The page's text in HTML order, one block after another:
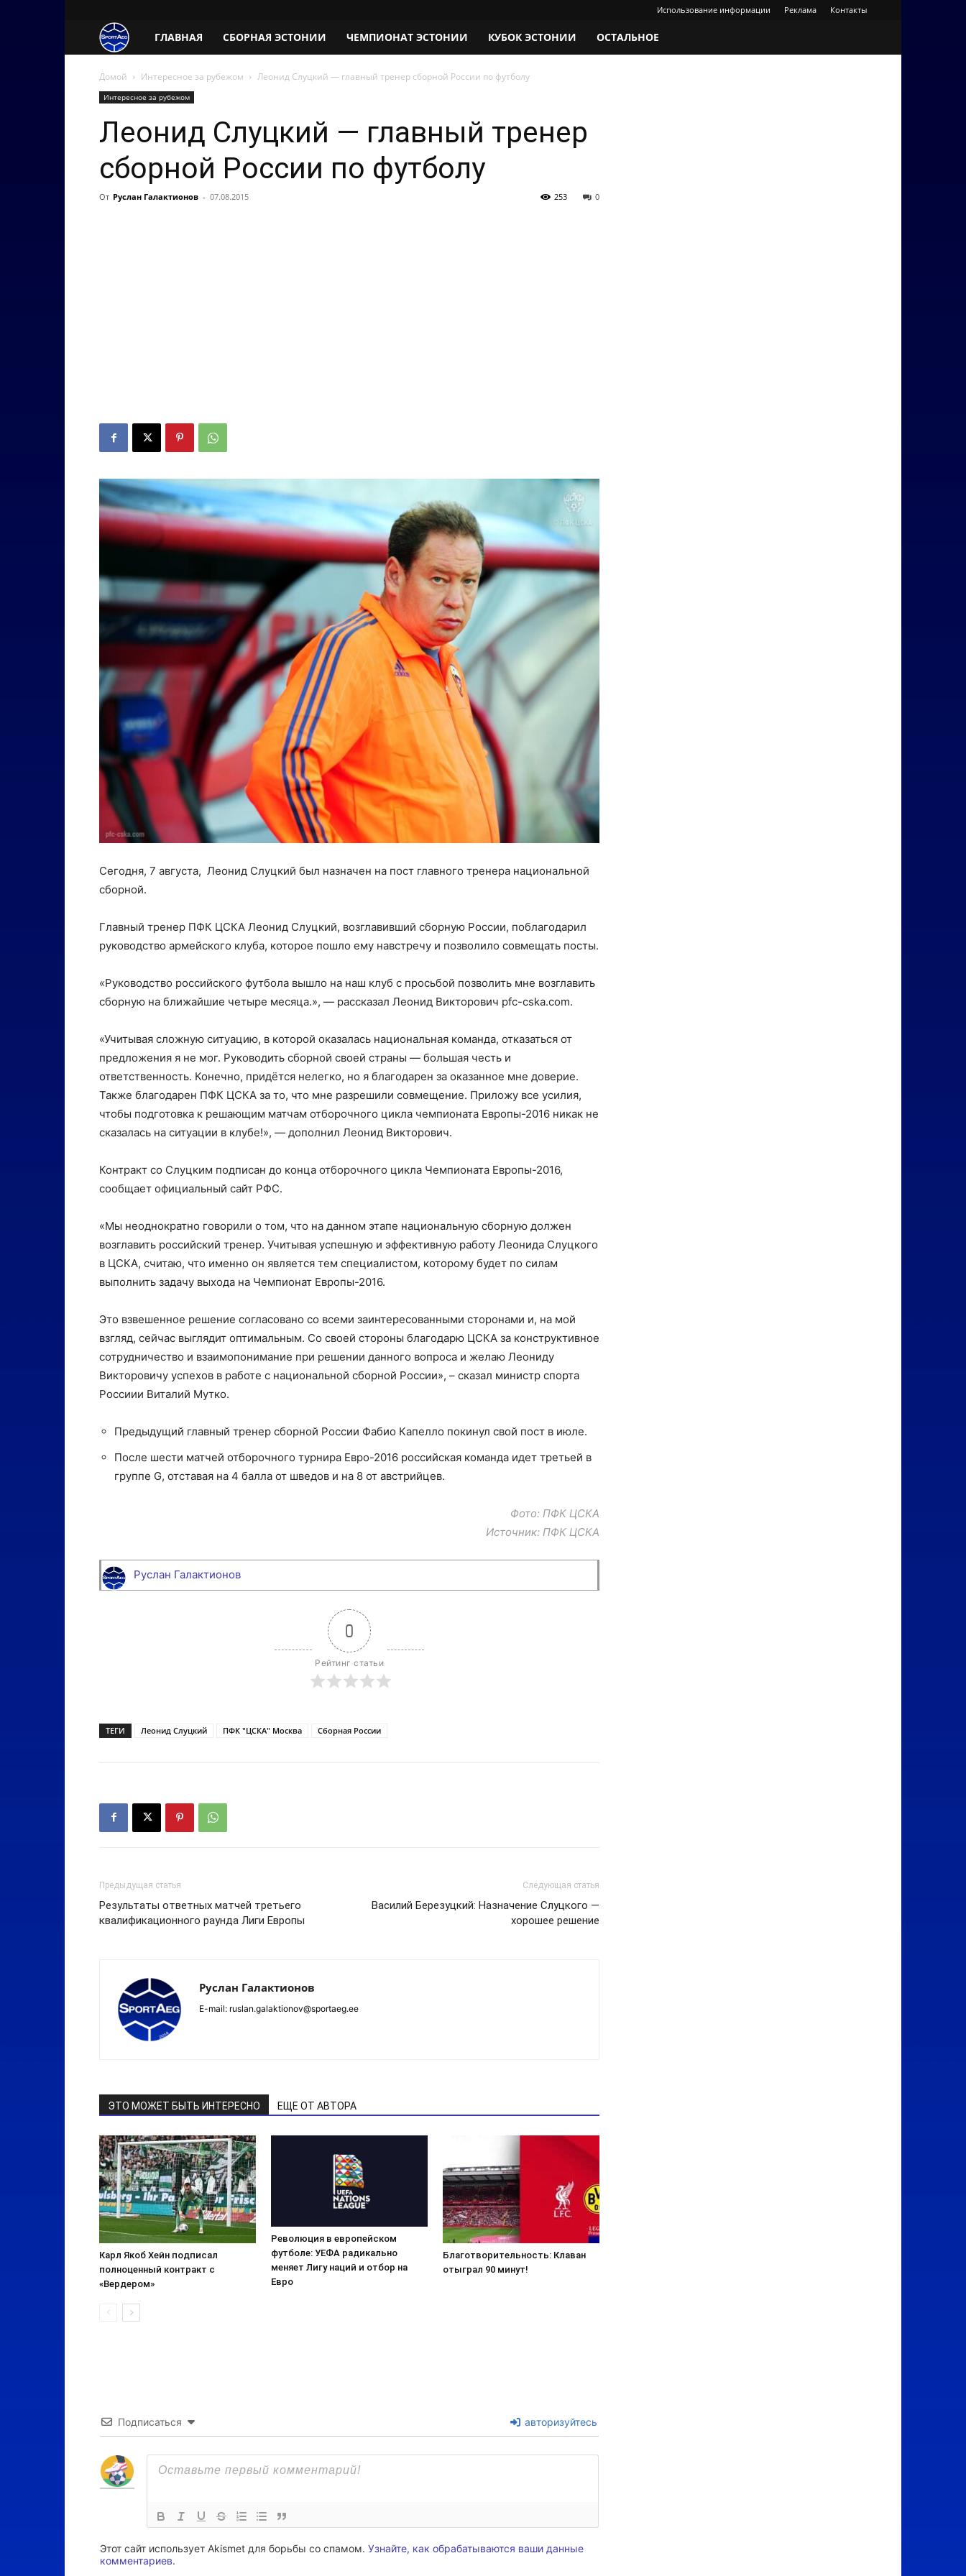
Использование информации Реклама Контакты
SportAeg.EE
ГЛАВНАЯ СБОРНАЯ ЭСТОНИИ ЧЕМПИОНАТ ЭСТОНИИ КУБОК ЭСТОНИИ ОСТАЛЬНОЕ
Домой Интересное за рубежом Леонид Слуцкий — главный тренер сборной России по футболу
Интересное за рубежом
Леонид Слуцкий — главный тренер
сборной России по футболу
От Руслан Галактионов - 07.08.2015 0
253
Сегодня, 7 августа, Леонид Слуцкий был назначен на пост главного тренера национальной
сборной.
Главный тренер ПФК ЦСКА Леонид Слуцкий, возглавивший сборную России, поблагодарил
руководство армейского клуба, которое пошло ему навстречу и позволило совмещать посты.
«Руководство российского футбола вышло на наш клуб с просьбой позволить мне возглавить
сборную на ближайшие четыре месяца.», — рассказал Леонид Викторович pfc-cska.com.
«Учитывая сложную ситуацию, в которой оказалась национальная команда, отказаться от
предложения я не мог. Руководить сборной своей страны — большая честь и
ответственность. Конечно, придётся нелегко, но я благодарен за оказанное мне доверие.
Также благодарен ПФК ЦСКА за то, что мне разрешили совмещение. Приложу все усилия,
чтобы подготовка к решающим матчам отборочного цикла чемпионата Европы-2016 никак не
сказалась на ситуации в клубе!», — дополнил Леонид Викторович.
Контракт со Слуцким подписан до конца отборочного цикла Чемпионата Европы-2016,
сообщает официальный сайт РФС.
«Мы неоднократно говорили о том, что на данном этапе национальную сборную должен
возглавить российский тренер. Учитывая успешную и эффективную работу Леонида Слуцкого
в ЦСКА, считаю, что именно он является тем специалистом, которому будет по силам
выполнить задачу выхода на Чемпионат Европы-2016.
Это взвешенное решение согласовано со всеми заинтересованными сторонами и, на мой
взгляд, сейчас выглядит оптимальным. Со своей стороны благодарю ЦСКА за конструктивное
сотрудничество и взаимопонимание при решении данного вопроса и желаю Леониду
Викторовичу успехов в работе с национальной сборной России», – сказал министр спорта
Россиии Виталий Мутко.
Предыдущий главный тренер сборной России Фабио Капелло покинул свой пост в июле.
После шести матчей отборочного турнира Евро-2016 российская команда идет третьей в
группе G, отставая на 4 балла от шведов и на 8 от австрийцев.
Фото: ПФК ЦСКА
Источник: ПФК ЦСКА
Руслан Галактионов
0
Рейтинг статьи
ТЕГИ Леонид Слуцкий ПФК "ЦСКА" Москва Сборная России
Предыдущая статья
Результаты ответных матчей третьего
квалификационного раунда Лиги Европы
Следующая статья
Василий Березуцкий: Назначение Слуцкого —
хорошее решение
Руслан Галактионов
E-mail: ruslan.galaktionov@sportaeg.ee
ЭТО МОЖЕТ БЫТЬ ИНТЕРЕСНО ЕЩЕ ОТ АВТОРА
Карл Якоб Хейн подписал
полноценный контракт с
«Вердером»
Революция в европейском
футболе: УЕФА радикально
меняет Лигу наций и отбор на
Евро
Благотворительность: Клаван
отыграл 90 минут!
Подписаться авторизуйтесь
Этот сайт использует Akismet для борьбы со спамом. Узнайте, как обрабатываются ваши данные
комментариев.